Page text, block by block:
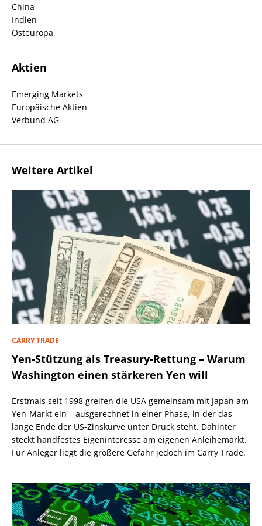
China
Indien
Osteuropa
Aktien
Emerging Markets
Europäische Aktien
Verbund AG
Weitere Artikel
CARRY TRADE
Yen-Stützung als Treasury-Rettung – Warum
Washington einen stärkeren Yen will
Erstmals seit 1998 greifen die USA gemeinsam mit Japan am
Yen-Markt ein – ausgerechnet in einer Phase, in der das
lange Ende der US-Zinskurve unter Druck steht. Dahinter
steckt handfestes Eigeninteresse am eigenen Anleihemarkt.
Für Anleger liegt die größere Gefahr jedoch im Carry Trade.